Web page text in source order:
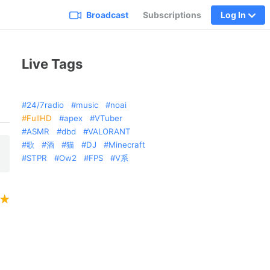
Broadcast Subscriptions Log In
Live Tags
24/7radio music
noai
FullHD
apex
VTuber
ASMR
dbd
VALORANT
歌
酒 猫 DJ
Minecraft
STPR
Ow2 FPS V系